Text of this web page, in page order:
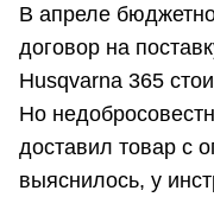
В апреле
договор на
Husqvarna 365
Но
доставил товар с
выяснилось, у